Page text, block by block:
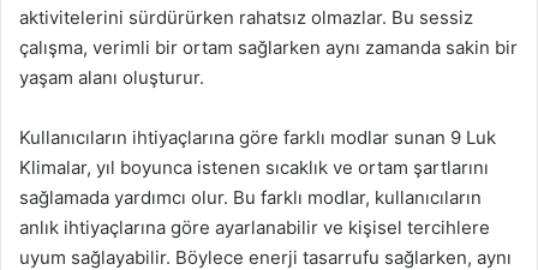
aktivitelerini sürdürürken rahatsız olmazlar. Bu sessiz
çalışma, verimli bir ortam sağlarken aynı zamanda sakin bir
yaşam alanı oluşturur.
Kullanıcıların ihtiyaçlarına göre farklı modlar sunan 9 Luk
Klimalar, yıl boyunca istenen sıcaklık ve ortam şartlarını
sağlamada yardımcı olur. Bu farklı modlar, kullanıcıların
anlık ihtiyaçlarına göre ayarlanabilir ve kişisel tercihlere
uyum sağlayabilir. Böylece enerji tasarrufu sağlarken, aynı